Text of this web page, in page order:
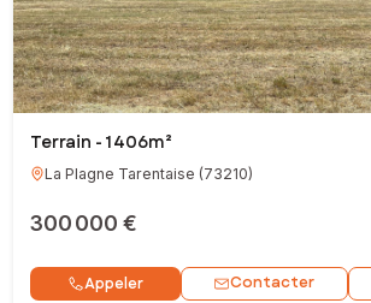
Terrain - 1 406m²
La Plagne Tarentaise (73210)
300 000 €
Appeler Contacter